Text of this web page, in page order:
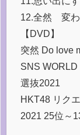
12.全然 変わ
【DVD】
突然 Do love
SNS
選抜2021
HKT48 リク
2021 25位～